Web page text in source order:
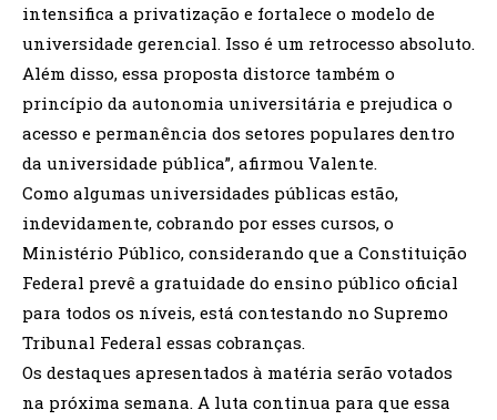
intensifica a privatização e fortalece o modelo de
universidade gerencial. Isso é um retrocesso absoluto.
Além disso, essa proposta distorce também o
princípio da autonomia universitária e prejudica o
acesso e permanência dos setores populares dentro
da universidade pública”, afirmou Valente.
Como algumas universidades públicas estão,
indevidamente, cobrando por esses cursos, o
Ministério Público, considerando que a Constituição
Federal prevê a gratuidade do ensino público oficial
para todos os níveis, está contestando no Supremo
Tribunal Federal essas cobranças.
Os destaques apresentados à matéria serão votados
na próxima semana. A luta continua para que essa